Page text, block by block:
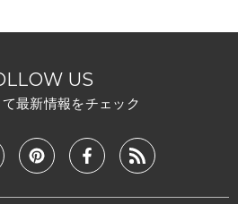
US
最新情報をチェック